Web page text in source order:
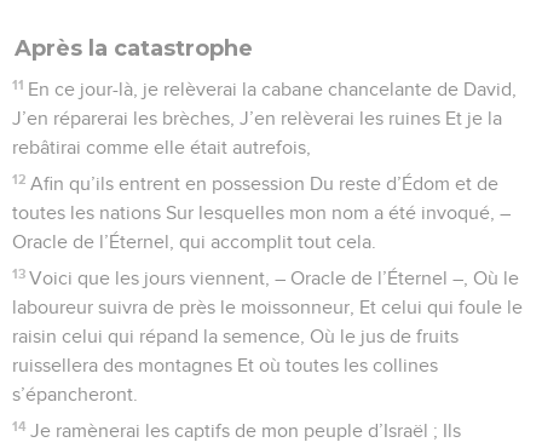
Après la catastrophe
11 En ce jour-là, je relèverai la cabane chancelante de David,
J’en réparerai les brèches, J’en relèverai les ruines Et je la
rebâtirai comme elle était autrefois,
12 Afin qu’ils entrent en possession Du reste d’Édom et de
toutes les nations Sur lesquelles mon nom a été invoqué, –
Oracle de l’Éternel, qui accomplit tout cela.
13 Voici que les jours viennent, – Oracle de l’Éternel –, Où le
laboureur suivra de près le moissonneur, Et celui qui foule le
raisin celui qui répand la semence, Où le jus de fruits
ruissellera des montagnes Et où toutes les collines
s’épancheront.
14 Je ramènerai les captifs de mon peuple d’Israël ; Ils